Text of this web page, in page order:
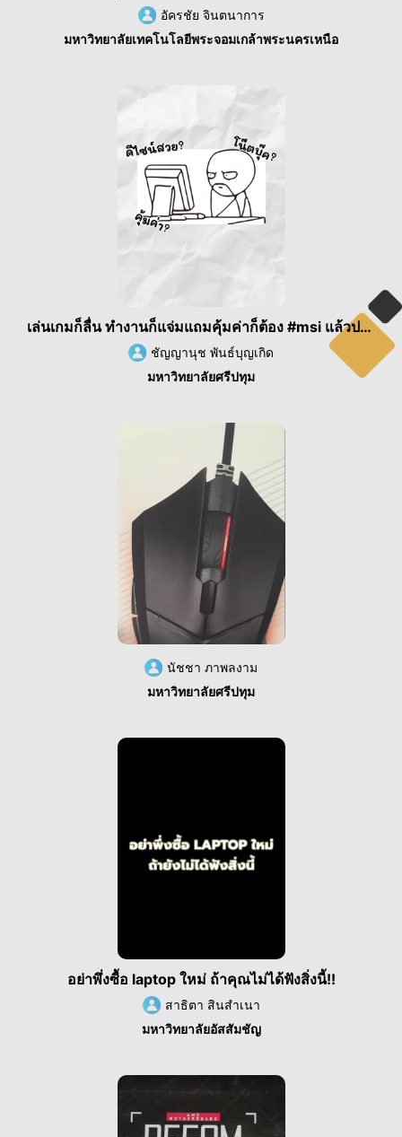
อัครชัย จินตนาการ
มหาวิทยาลัยเทคโนโลยีพระจอมเกล้าพระนครเหนือ
เล่นเกมก็ลื่น ทำงานก็แจ่มแถมคุ้มค่าก็ต้อง #msi แล้วปะแม่!
ชัญญานุช พันธ์บุญเกิด
มหาวิทยาลัยศรีปทุม
นัชชา ภาพลงาม
มหาวิทยาลัยศรีปทุม
อย่าพึ่งซื้อ laptop ใหม่ ถ้าคุณไม่ได้ฟังสิ่งนี้!!
สาธิตา สินสำเนา
มหาวิทยาลัยอัสสัมชัญ